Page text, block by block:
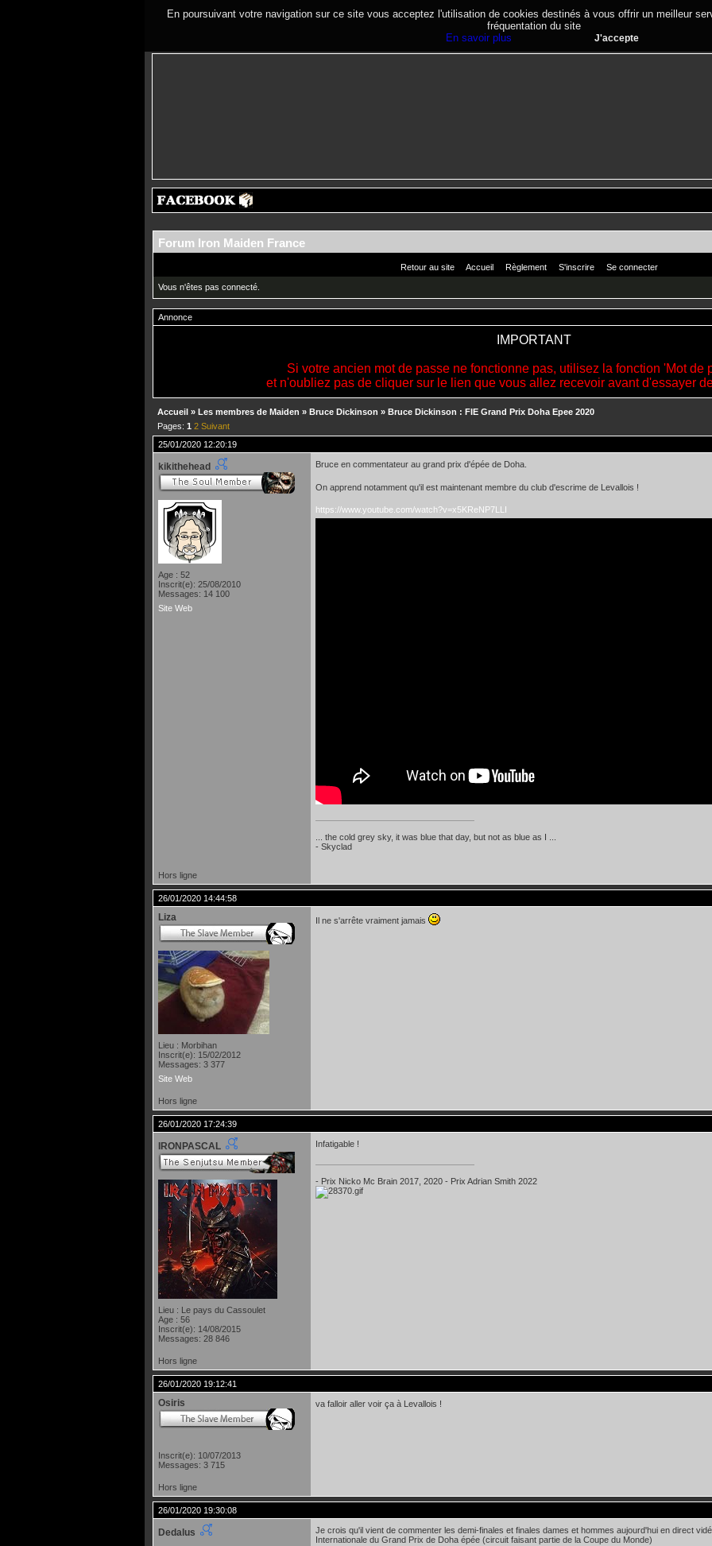
En poursuivant votre navigation sur ce site vous acceptez l'utilisation de cookies destinés à vous offrir un meilleur
fréquentation du site
En savoir plus
J'accepte
Forum Iron Maiden France
Retour au site Accueil Règlement S'inscrire Se connecter
Vous n'êtes pas connecté.
Annonce
IMPORTANT
Si votre ancien mot de passe ne fonctionne pas, utilisez la fonction 'Mot de
et n'oubliez pas de cliquer sur le lien que vous allez recevoir avant d'essayer
Accueil » Les membres de Maiden » Bruce Dickinson » Bruce Dickinson : FIE Grand Prix Doha Epee 2020
Pages: 1 2 Suivant
25/01/2020 12:20:19
kikithehead
Age : 52
Inscrit(e): 25/08/2010
Messages: 14 100
Site Web
Bruce en commentateur au grand prix d'épée de Doha.
On apprend notamment qu'il est maintenant membre du club d'escrime de Levallois !
https://www.youtube.com/watch?v=x5KReNP7LLI
... the cold grey sky, it was blue that day, but not as blue as I ...
- Skyclad
Hors ligne
26/01/2020 14:44:58
Liza
Lieu : Morbihan
Inscrit(e): 15/02/2012
Messages: 3 377
Site Web
Il ne s'arrête vraiment jamais
Hors ligne
26/01/2020 17:24:39
IRONPASCAL
Lieu : Le pays du Cassoulet
Age : 56
Inscrit(e): 14/08/2015
Messages: 28 846
Infatigable !
- Prix Nicko Mc Brain 2017, 2020 - Prix Adrian Smith 2022
Hors ligne
26/01/2020 19:12:41
Osiris
Inscrit(e): 10/07/2013
Messages: 3 715
va falloir aller voir ça à Levallois !
Hors ligne
26/01/2020 19:30:08
Dedalus
Je crois qu'il vient de commenter les demi-finales et finales dames et hommes aujourd'hui en direct
Internationale du Grand Prix de Doha épée (circuit faisant partie de la Coupe du Monde)